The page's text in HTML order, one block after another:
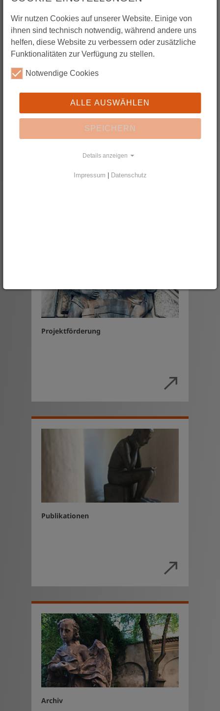
Projektförderung
Publikationen
Archiv
Wir nutzen Cookies auf unserer Website. Einige von
ihnen sind technisch notwendig, während andere uns
helfen, diese Website zu verbessern oder zusätzliche
Funktionalitäten zur Verfügung zu stellen.
Notwendige Cookies
ALLE AUSWÄHLEN
SPEICHERN
Details anzeigen
Impressum | Datenschutz